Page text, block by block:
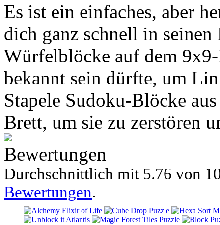
Es ist ein einfaches, aber
dich ganz schnell in
Würfelblöcke auf dem
bekannt sein dürfte, um
Stapele Sudoku-Blöcke
Brett, um sie zu zerstören
Bewertungen
Durchschnittlich mit 5.76 von
Bewertungen.